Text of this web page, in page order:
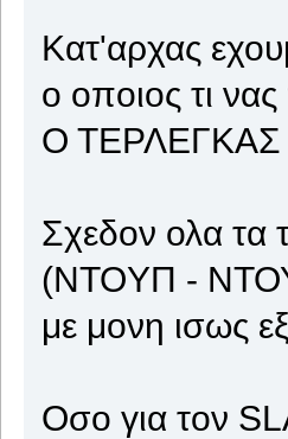
Κατ'αρχας
o οποιος τι
Ο
Σχεδον ολα τα
(NTOYΠ -
με μονη ισως
Οσο για τον